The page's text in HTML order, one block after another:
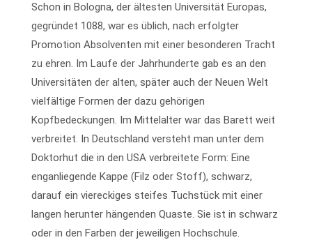
Schon in Bologna, der ältesten Universität Europas,
gegründet 1088, war es üblich, nach erfolgter
Promotion Absolventen mit einer besonderen Tracht
zu ehren. Im Laufe der Jahrhunderte gab es an den
Universitäten der alten, später auch der Neuen Welt
vielfältige Formen der dazu gehörigen
Kopfbedeckungen. Im Mittelalter war das Barett weit
verbreitet. In Deutschland versteht man unter dem
Doktorhut die in den USA verbreitete Form: Eine
enganliegende Kappe (Filz oder Stoff), schwarz,
darauf ein viereckiges steifes Tuchstück mit einer
langen herunter hängenden Quaste. Sie ist in schwarz
oder in den Farben der jeweiligen Hochschule.